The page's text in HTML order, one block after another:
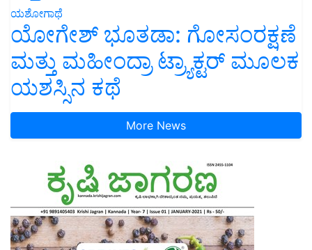
ಯಶೋಗಾಥೆ
ಯೋಗೇಶ್ ಭೂತಡಾ: ಗೋಸಂರಕ್ಷಣೆ
ಮತ್ತು ಮಹೀಂದ್ರಾ ಟ್ರ್ಯಾಕ್ಟರ್ ಮೂಲಕ
ಯಶಸ್ಸಿನ ಕಥೆ
More News